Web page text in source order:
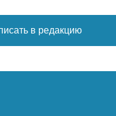
в редакцию